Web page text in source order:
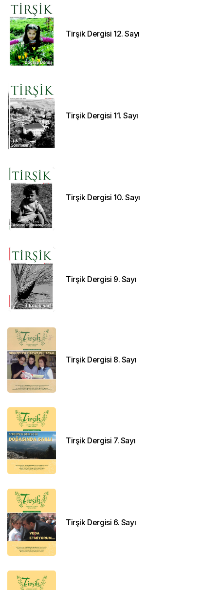
Tirşik Dergisi 12. Sayı
Tirşik Dergisi 11. Sayı
Tirşik Dergisi 10. Sayı
Tirşik Dergisi 9. Sayı
Tirşik Dergisi 8. Sayı
Tirşik Dergisi 7. Sayı
Tirşik Dergisi 6. Sayı